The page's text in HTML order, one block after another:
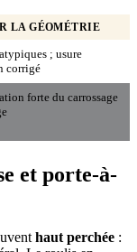
LA GÉOMÉTRIE
; usure
corrigé
forte du carrossage
et porte-à-
haut perchée :